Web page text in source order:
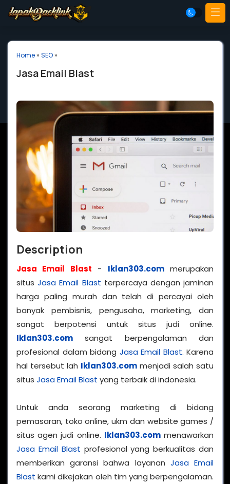
Home» SEO»
Jasa Email Blast
Description
Jasa Email Blast - Iklan303.commerupakan
situsJasa Email Blast terpercaya dengan jaminan
harga paling murah dan telah di percayai oleh
banyak pembisnis, pengusaha, marketing, dan
sangat berpotensi untuk situs judi online.
Iklan303.com sangat berpengalaman dan
profesional dalam bidang Jasa Email Blast. Karena
hal tersebut lah Iklan303.com menjadi salah satu
situs Jasa Email Blast yang terbaik di indonesia.
Untuk anda seorang marketing di bidang
pemasaran, toko online, ukm dan website games /
situs agen judi online. Iklan303.commenawarkan
Jasa Email Blast profesional yang berkualitas dan
memberikan garansi bahwa layanan Jasa Email
Blast kami dikejakan oleh tim yang berpengalaman.